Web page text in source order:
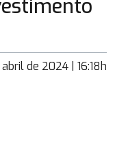
de 2024 | 16:18h